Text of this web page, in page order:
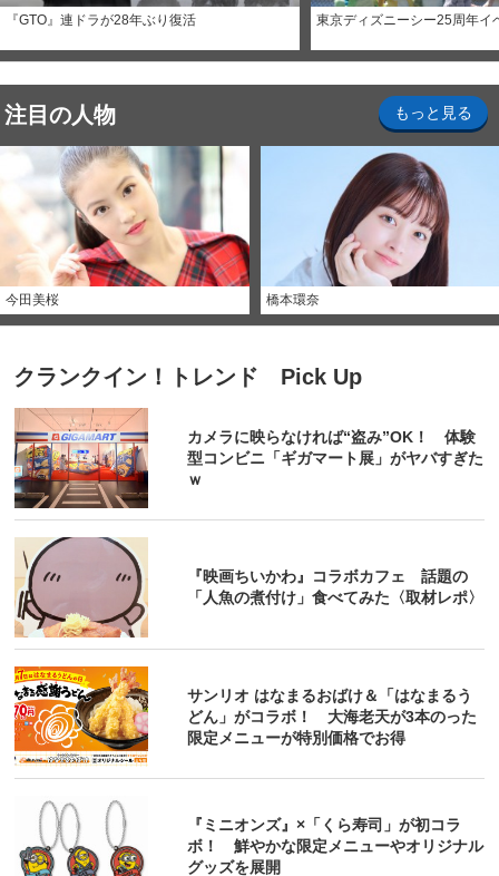
『GTO』連ドラが28年ぶり復活 東京ディズニーシー25周年イ
注目の人物 もっと見る
今田美桜 橋本環奈
クランクイン！トレンド Pick Up
カメラに映らなければ“盗み”OK！ 体験
型コンビニ「ギガマート展」がヤバすぎた
ｗ
『映画ちいかわ』コラボカフェ 話題の
「人魚の煮付け」食べてみた〈取材レポ〉
サンリオ はなまるおばけ＆「はなまるう
どん」がコラボ！ 大海老天が3本のった
限定メニューが特別価格でお得
『ミニオンズ』×「くら寿司」が初コラ
ボ！ 鮮やかな限定メニューやオリジナル
グッズを展開